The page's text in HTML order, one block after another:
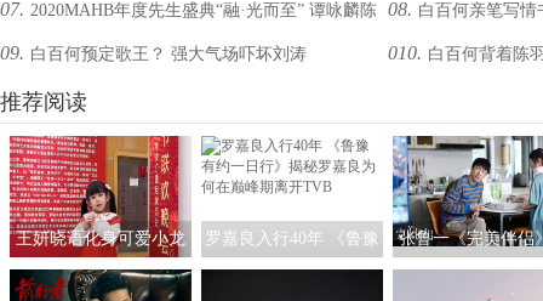
审美、培育新人”
07. 2020MAHB年度先生盛典“融·光而至” 谭咏麟陈
坤宁静张雨绮蔡徐坤领衔众星空降魔都
08. 白百何亲笔写情
09. 白百何预定歌王？ 强大气场吓坏刘涛 010. 白百何背着陈
推荐阅读
王妍晓语化身可爱小龙
人亮相央视春晚
罗嘉良入行40年 《鲁豫
有约一日行》揭秘罗嘉
张鲁一《完美伴侣
启“煮夫”模式 塑造